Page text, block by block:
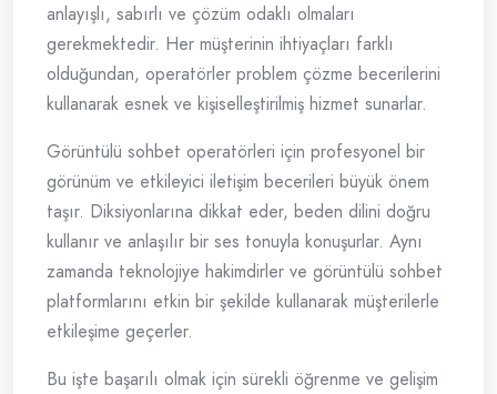
anlayışlı, sabırlı ve çözüm odaklı olmaları
gerekmektedir. Her müşterinin ihtiyaçları farklı
olduğundan, operatörler problem çözme becerilerini
kullanarak esnek ve kişiselleştirilmiş hizmet sunarlar.
Görüntülü sohbet operatörleri için profesyonel bir
görünüm ve etkileyici iletişim becerileri büyük önem
taşır. Diksiyonlarına dikkat eder, beden dilini doğru
kullanır ve anlaşılır bir ses tonuyla konuşurlar. Aynı
zamanda teknolojiye hakimdirler ve görüntülü sohbet
platformlarını etkin bir şekilde kullanarak müşterilerle
etkileşime geçerler.
Bu işte başarılı olmak için sürekli öğrenme ve gelişim